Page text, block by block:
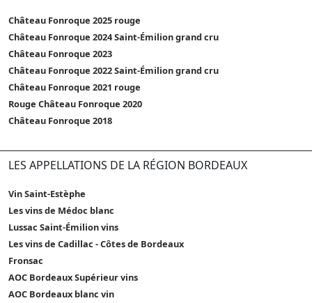
Château Fonroque 2025 rouge
Château Fonroque 2024 Saint-Émilion grand cru
Château Fonroque 2023
Château Fonroque 2022 Saint-Émilion grand cru
Château Fonroque 2021 rouge
Rouge Château Fonroque 2020
Château Fonroque 2018
LES APPELLATIONS DE LA RÉGION BORDEAUX
Vin Saint-Estèphe
Les vins de Médoc blanc
Lussac Saint-Émilion vins
Les vins de Cadillac - Côtes de Bordeaux
Fronsac
AOC Bordeaux Supérieur vins
AOC Bordeaux blanc vin